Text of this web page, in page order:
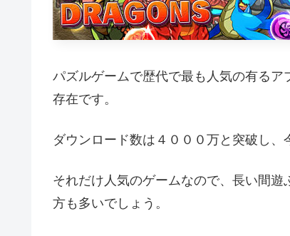
パズルゲームで歴代で最も人気の有る
存在です。
ダウンロード数は４０００万と突破し、
それだけ人気のゲームなので、長い間
方も多いでしょう。